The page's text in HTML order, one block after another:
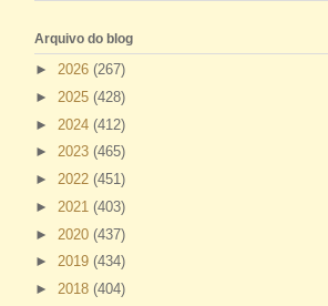
Arquivo do blog
► 2026 (267)
► 2025 (428)
► 2024 (412)
► 2023 (465)
► 2022 (451)
► 2021 (403)
► 2020 (437)
► 2019 (434)
► 2018 (404)